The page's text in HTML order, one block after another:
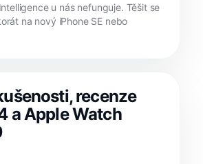
u nás nefunguje. Těšit se
na nový iPhone SE nebo
recenze
a Apple Watch